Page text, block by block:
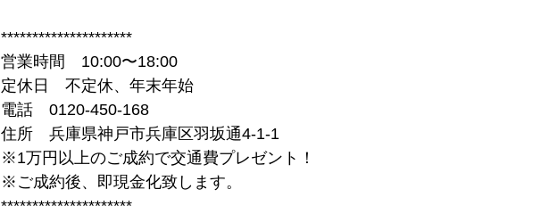
*********************
営業時間　10:00〜18:00
定休日　不定休、年末年始
電話　0120-450-168
住所　兵庫県神戸市兵庫区羽坂通4-1-1
※1万円以上のご成約で交通費プレゼント！
※ご成約後、即現金化致します。
*********************